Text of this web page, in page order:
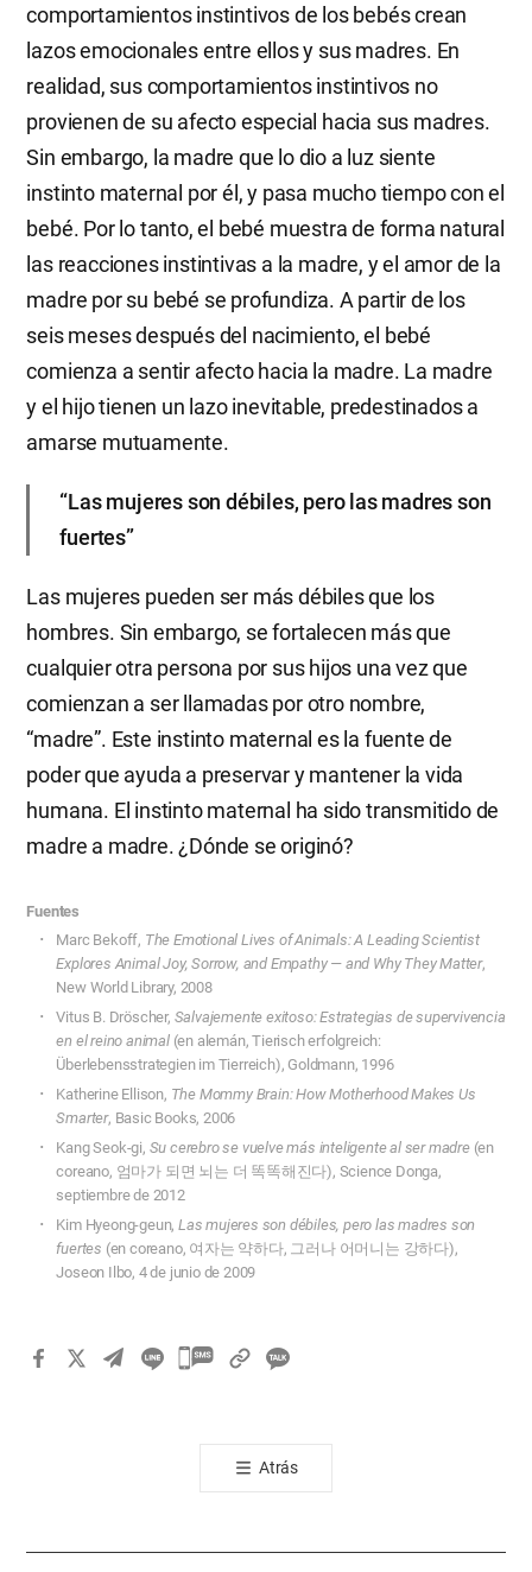
comportamientos instintivos de los bebés crean
lazos emocionales entre ellos y sus madres. En
realidad, sus comportamientos instintivos no
provienen de su afecto especial hacia sus madres.
Sin embargo, la madre que lo dio a luz siente
instinto maternal por él, y pasa mucho tiempo con el
bebé. Por lo tanto, el bebé muestra de forma natural
las reacciones instintivas a la madre, y el amor de la
madre por su bebé se profundiza. A partir de los
seis meses después del nacimiento, el bebé
comienza a sentir afecto hacia la madre. La madre
y el hijo tienen un lazo inevitable, predestinados a
amarse mutuamente.
“Las mujeres son débiles, pero las madres son
fuertes”
Las mujeres pueden ser más débiles que los
hombres. Sin embargo, se fortalecen más que
cualquier otra persona por sus hijos una vez que
comienzan a ser llamadas por otro nombre,
“madre”. Este instinto maternal es la fuente de
poder que ayuda a preservar y mantener la vida
humana. El instinto maternal ha sido transmitido de
madre a madre. ¿Dónde se originó?
Fuentes
Marc Bekoff, The Emotional Lives of Animals: A Leading Scientist
Explores Animal Joy, Sorrow, and Empathy — and Why They Matter,
New World Library, 2008
Vitus B. Dröscher, Salvajemente exitoso: Estrategias de supervivencia
en el reino animal(en alemán, Tierisch erfolgreich:
Überlebensstrategien im Tierreich), Goldmann, 1996
Katherine Ellison, The Mommy Brain: How Motherhood Makes Us
Smarter, Basic Books, 2006
Kang Seok-gi, Su cerebro se vuelve más inteligente al ser madre(en
coreano, 엄마가 되면 뇌는 더 똑똑해진다), Science Donga,
septiembre de 2012
Kim Hyeong-geun, Las mujeres son débiles, pero las madres son
fuertes (en coreano, 여자는 약하다, 그러나 어머니는 강하다),
Joseon Ilbo, 4 de junio de 2009
카
톡
공
기
Atrás